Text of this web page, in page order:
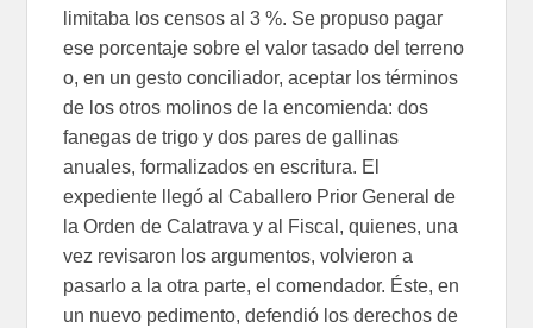
limitaba los censos al 3 %. Se propuso pagar
ese porcentaje sobre el valor tasado del terreno
o, en un gesto conciliador, aceptar los términos
de los otros molinos de la encomienda: dos
fanegas de trigo y dos pares de gallinas
anuales, formalizados en escritura. El
expediente llegó al Caballero Prior General de
la Orden de Calatrava y al Fiscal, quienes, una
vez revisaron los argumentos, volvieron a
pasarlo a la otra parte, el comendador. Éste, en
un nuevo pedimento, defendió los derechos de